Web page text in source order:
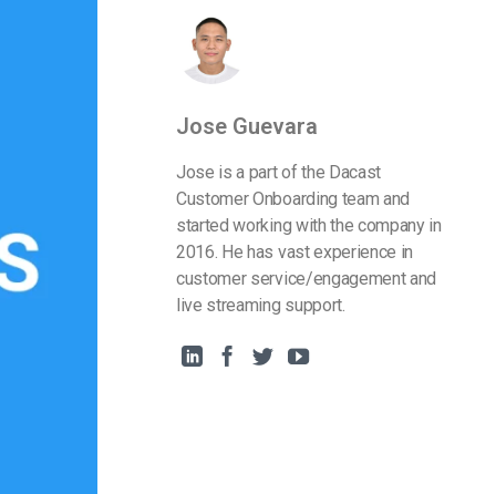
Jose Guevara
Jose is a part of the Dacast
Customer Onboarding team and
started working with the company in
2016. He has vast experience in
customer service/engagement and
live streaming support.